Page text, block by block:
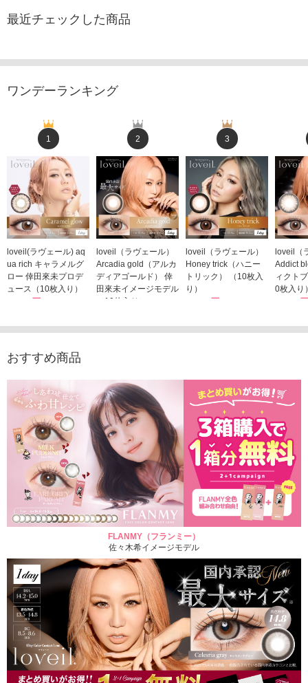
最近チェックした商品
ワンデーランキング
1
loveil(ラヴェール) aq
ua rich キャラメルグ
ロー 倖田來未プロデ
ュース（10枚入り）
1,760円
2
loveil（ラヴェール）
Arcadia gold（アルカ
ディアゴールド） 倖
田來未イメージモデル
（10枚入り）
3
loveil（ラヴェール）
Honey trick（ハニー
トリック） （10枚入
り）
1,760円
loveil（
Addict
ィクト
0枚入り
1,760
おすすめ商品
FLANMY（フランミー）
佐々木希イメージモデル